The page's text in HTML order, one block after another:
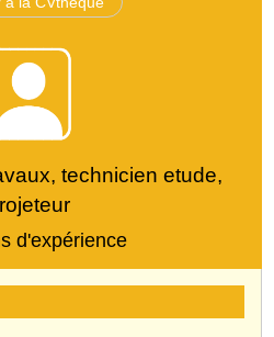
technicien etude,
d'expérience